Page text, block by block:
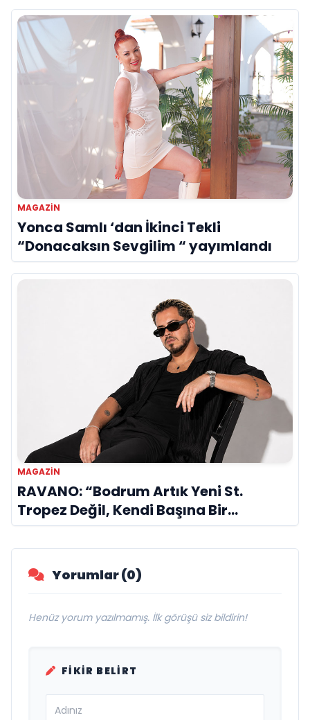
MAGAZIN
Yonca Samlı ‘dan İkinci Tekli
“Donacaksın Sevgilim “ yayımlandı
MAGAZIN
RAVANO: “Bodrum Artık Yeni St.
Tropez Değil, Kendi Başına Bir
Referans”
Yorumlar (0)
Henüz yorum yazılmamış. İlk görüşü siz bildirin!
FIKIR BELIRT